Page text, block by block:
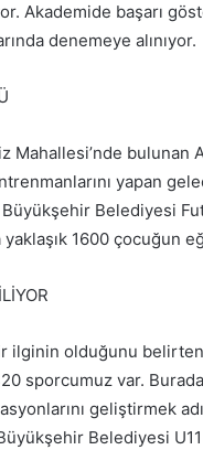
Akademide başarı
denemeye alınıyor.
Mahallesi’nde
yapan
Büyükşehir Belediyesi
1600 çocuğun
ilginin olduğunu
sporcumuz var.
geliştirmek
Belediyesi